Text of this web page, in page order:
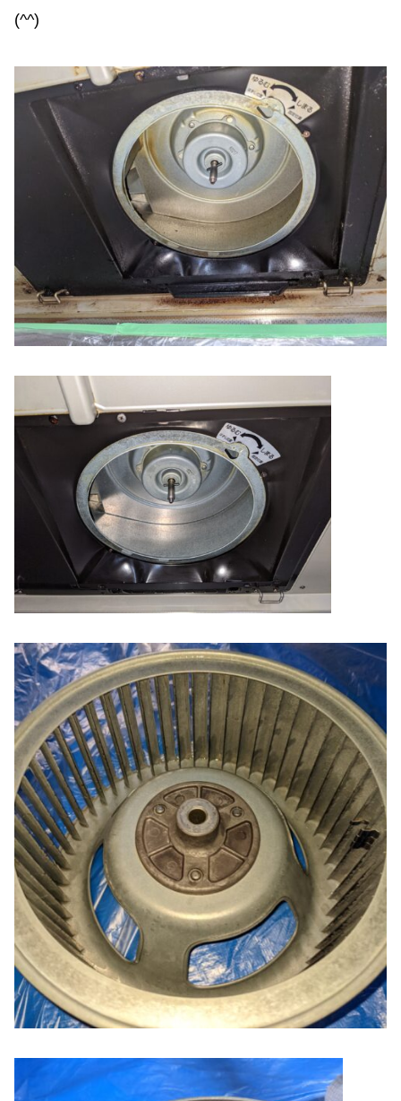
(^^)